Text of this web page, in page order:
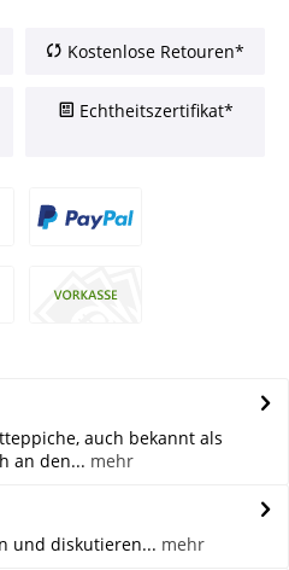
Kostenlose Retouren*
Echtheitszertifikat*
auch bekannt als
an den... mehr
und diskutieren... mehr